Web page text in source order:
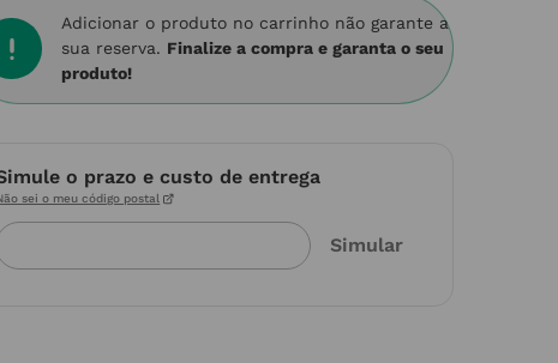
Adicionar o produto no carrinho não garante a
sua reserva. Finalize a compra e garanta o seu
produto!
o prazo e custo de entrega
sei o meu código postal